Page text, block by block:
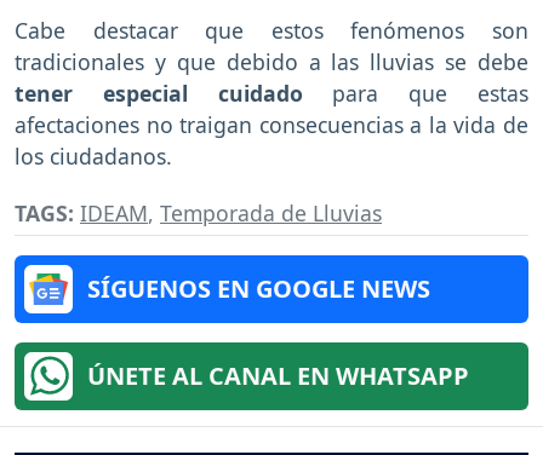
Cabe destacar que estos fenómenos son
tradicionales y que debido a las lluvias se debe
tener especial cuidado para que estas
afectaciones no traigan consecuencias a la vida de
los ciudadanos.
TAGS: IDEAM, Temporada de Lluvias
SÍGUENOS EN GOOGLE NEWS
ÚNETE AL CANAL EN WHATSAPP